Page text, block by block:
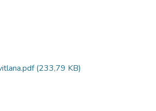
(233,79 KB)